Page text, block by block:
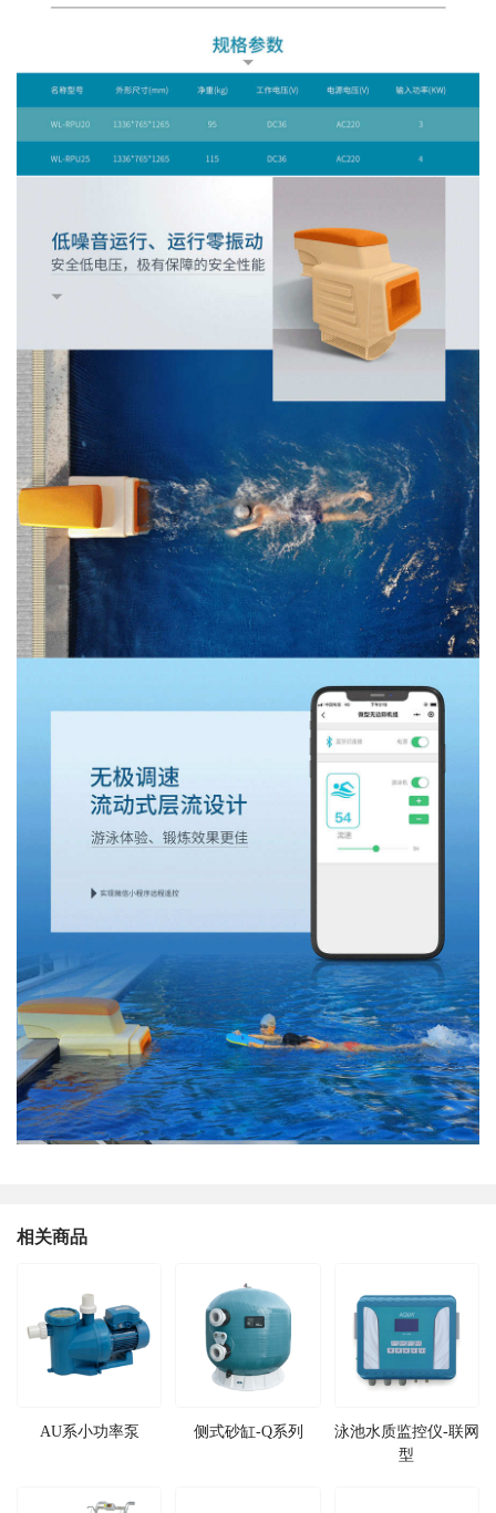
相关商品
AU系小功率泵 侧式砂缸-Q系列
泳池水质监控仪-联网
型